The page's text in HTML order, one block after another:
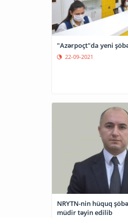
"Azərpoçt"da yeni
22-09-2021
NRYTN-nin hüquq
müdir təyin edilib